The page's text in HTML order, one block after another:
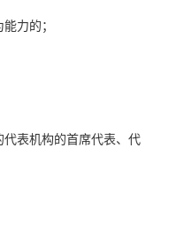
力的；
代表机构的首席代表、代